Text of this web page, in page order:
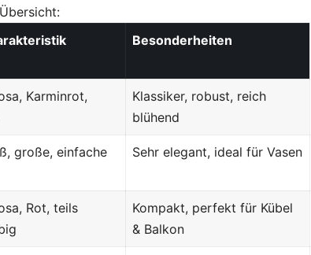
Besonderheiten
Karminrot,
Klassiker, robust, reich
blühend
große, einfache
Sehr elegant, ideal für Vasen
Rot, teils
Kompakt, perfekt für Kübel
& Balkon